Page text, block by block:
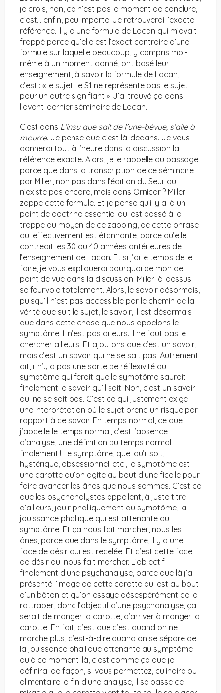
je crois, non, ce n’est pas le moment de conclure,
c’est… enfin, peu importe. Je retrouverai l’exacte
référence. Il y a une formule de Lacan qui m’avait
frappé parce qu’elle est l’exact contraire d’une
formule sur laquelle beaucoup, y compris moi-
même à un moment donné, ont basé leur
enseignement, à savoir la formule de Lacan,
c’est : « le sujet, le S1 ne représente pas le sujet
pour un autre signifiant ». J’ai trouvé ça dans
l’avant-dernier séminaire de Lacan.
C’est dans L’insu que sait de l’une-bévue, s’aile à
mourre. Je pense que c’est là-dedans. Je vous
donnerai tout à l’heure dans la discussion la
référence exacte. Alors, je le rappelle au passage
parce que dans la transcription de ce séminaire
par Miller, non pas dans l’édition du Seuil qui
n’existe pas encore, mais dans Ornicar ? Miller
zappe cette formule. Et je pense qu’il y a là un
point de doctrine essentiel qui est passé à la
trappe au moyen de ce zapping, de cette phrase
qui effectivement est étonnante, parce qu’elle
contredit les 30 ou 40 années antérieures de
l’enseignement de Lacan. Et si j’ai le temps de le
faire, je vous expliquerai pourquoi de mon de
point de vue dans la discussion. Miller là-dessus
se fourvoie totalement. Alors, le savoir désormais,
puisqu’il n’est pas accessible par le chemin de la
vérité que suit le sujet, le savoir, il est désormais
que dans cette chose que nous appelons le
symptôme. Il n’est pas ailleurs. Il ne faut pas le
chercher ailleurs. Et ajoutons que c’est un savoir,
mais c’est un savoir qui ne se sait pas. Autrement
dit, il n’y a pas une sorte de réflexivité du
symptôme qui ferait que le symptôme saurait
finalement le savoir qu’il sait. Non, c’est un savoir
qui ne se sait pas. C’est ce qui justement exige
une interprétation où le sujet prend un risque par
rapport à ce savoir. En temps normal, ce que
j’appelle le temps normal, c’est l’absence
d’analyse, une définition du temps normal
finalement ! Le symptôme, quel qu’il soit,
hystérique, obsessionnel, etc., le symptôme est
une carotte qu’on agite au bout d’une ficelle pour
faire avancer les ânes que nous sommes. C’est ce
que les psychanalystes appellent, à juste titre
d’ailleurs, jouir phalliquement du symptôme, la
jouissance phallique qui est attenante au
symptôme. Et ça nous fait marcher, nous les
ânes, parce que dans le symptôme, il y a une
face de désir qui est recelée. Et c’est cette face
de désir qui nous fait marcher. L’objectif
finalement d’une psychanalyse, parce que là j’ai
présenté l’image de cette carotte qui est au bout
d’un bâton et qu’on essaye désespérément de la
rattraper, donc l’objectif d’une psychanalyse, ça
serait de manger la carotte, d’arriver à manger la
carotte. En fait, c’est que c’est quand on ne
marche plus, c’est-à-dire quand on se sépare de
la jouissance phallique attenante au symptôme
qu’à ce moment-là, c’est comme ça que je
définirai de façon, si vous permettez, culinaire ou
alimentaire la fin d’une analyse, il se passe ce